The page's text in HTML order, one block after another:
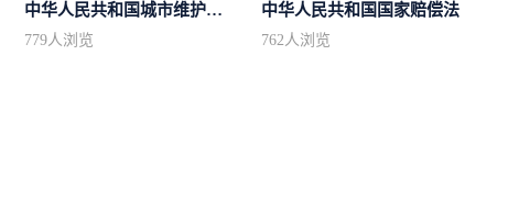
中华人民共和国城市维护建设税法
779人浏览
中华人民共和国国家赔偿法
762人浏览